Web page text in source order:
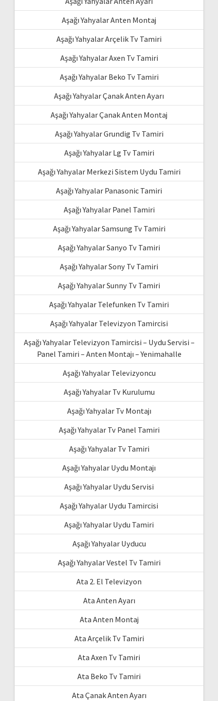
Aşağı Yahyalar Anten Montaj
Aşağı Yahyalar Arçelik Tv Tamiri
Aşağı Yahyalar Axen Tv Tamiri
Aşağı Yahyalar Beko Tv Tamiri
Aşağı Yahyalar Çanak Anten Ayarı
Aşağı Yahyalar Çanak Anten Montaj
Aşağı Yahyalar Grundig Tv Tamiri
Aşağı Yahyalar Lg Tv Tamiri
Aşağı Yahyalar Merkezi Sistem Uydu Tamiri
Aşağı Yahyalar Panasonic Tamiri
Aşağı Yahyalar Panel Tamiri
Aşağı Yahyalar Samsung Tv Tamiri
Aşağı Yahyalar Sanyo Tv Tamiri
Aşağı Yahyalar Sony Tv Tamiri
Aşağı Yahyalar Sunny Tv Tamiri
Aşağı Yahyalar Telefunken Tv Tamiri
Aşağı Yahyalar Televizyon Tamircisi
Aşağı Yahyalar Televizyon Tamircisi – Uydu Servisi –
Panel Tamiri – Anten Montajı – Yenimahalle
Aşağı Yahyalar Televizyoncu
Aşağı Yahyalar Tv Kurulumu
Aşağı Yahyalar Tv Montajı
Aşağı Yahyalar Tv Panel Tamiri
Aşağı Yahyalar Tv Tamiri
Aşağı Yahyalar Uydu Montajı
Aşağı Yahyalar Uydu Servisi
Aşağı Yahyalar Uydu Tamircisi
Aşağı Yahyalar Uydu Tamiri
Aşağı Yahyalar Uyducu
Aşağı Yahyalar Vestel Tv Tamiri
Ata 2. El Televizyon
Ata Anten Ayarı
Ata Anten Montaj
Ata Arçelik Tv Tamiri
Ata Axen Tv Tamiri
Ata Beko Tv Tamiri
Ata Çanak Anten Ayarı